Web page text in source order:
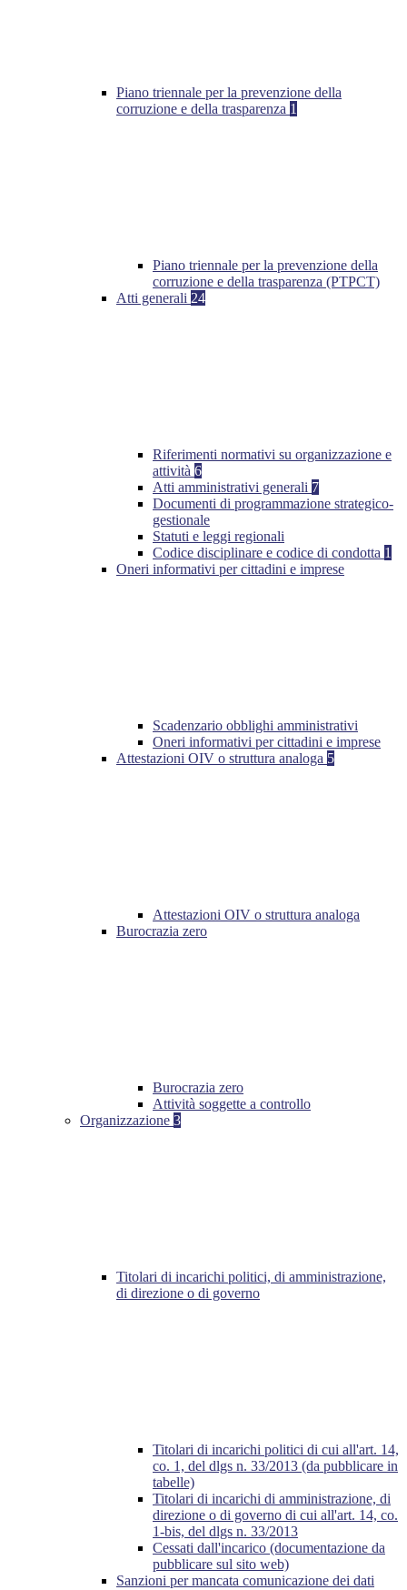
Piano triennale per la prevenzione della
corruzione e della trasparenza 1
Piano triennale per la prevenzione della
corruzione e della trasparenza (PTPCT)
Atti generali 24
Riferimenti normativi su organizzazione e
attività 6
Atti amministrativi generali 7
Documenti di programmazione strategico-
gestionale
Statuti e leggi regionali
Codice disciplinare e codice di condotta 1
Oneri informativi per cittadini e imprese
Scadenzario obblighi amministrativi
Oneri informativi per cittadini e imprese
Attestazioni OIV o struttura analoga 5
Attestazioni OIV o struttura analoga
Burocrazia zero
Burocrazia zero
Attività soggette a controllo
Organizzazione 3
Titolari di incarichi politici, di amministrazione,
di direzione o di governo
Titolari di incarichi politici di cui all'art. 14,
co. 1, del dlgs n. 33/2013 (da pubblicare in
tabelle)
Titolari di incarichi di amministrazione, di
direzione o di governo di cui all'art. 14, co.
1-bis, del dlgs n. 33/2013
Cessati dall'incarico (documentazione da
pubblicare sul sito web)
Sanzioni per mancata comunicazione dei dati